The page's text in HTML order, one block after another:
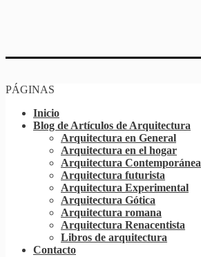
PÁGINAS
Inicio
Blog de Artículos de Arquitectura
Arquitectura en General
Arquitectura en el hogar
Arquitectura Contemporánea
Arquitectura futurista
Arquitectura Experimental
Arquitectura Gótica
Arquitectura romana
Arquitectura Renacentista
Libros de arquitectura
Contacto